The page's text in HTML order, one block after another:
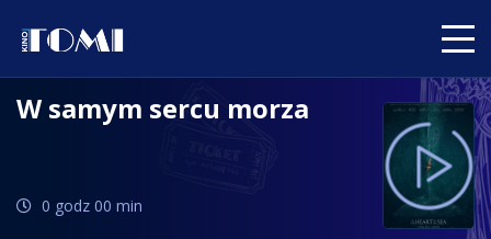
W samym sercu morza
0 godz 00 min